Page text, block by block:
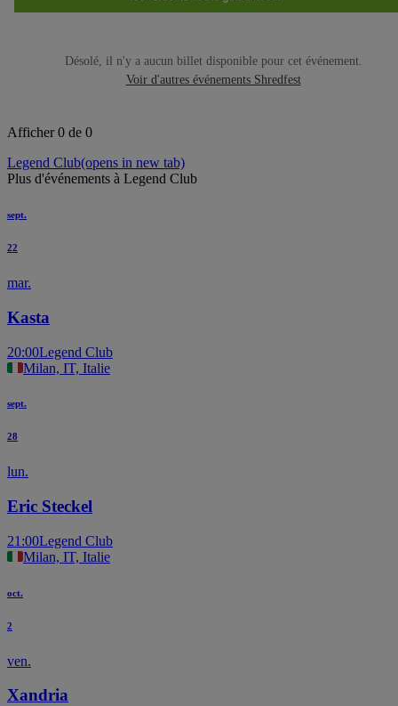
Désolé, il n'y a aucun billet disponible pour cet événement.
Voir d'autres événements Shredfest
Afficher 0 de 0
Legend Club(opens in new tab)
Plus d'événements à Legend Club
sept.
22
mar.
Kasta
20:00Legend Club
Milan, IT, Italie
sept.
28
lun.
Eric Steckel
21:00Legend Club
Milan, IT, Italie
oct.
2
ven.
Xandria